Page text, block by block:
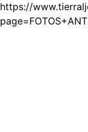
https://